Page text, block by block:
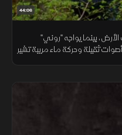
44:06
بينما يواجه "روني"
ثقيلة وحركة ماء مريبة تشير